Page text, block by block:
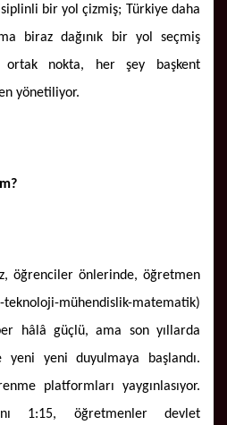
bir yol çizmiş; Türkiye daha
biraz dağınık bir yol seçmiş
ortak nokta, her şey başkent
yönetiliyor.
öğrenciler önlerinde, öğretmen
mühendislik-matematik)
hâlâ güçlü, ama son yıllarda
yeni yeni duyulmaya başlandı.
platformları yaygınlasıyor.
1:15, öğretmenler devlet